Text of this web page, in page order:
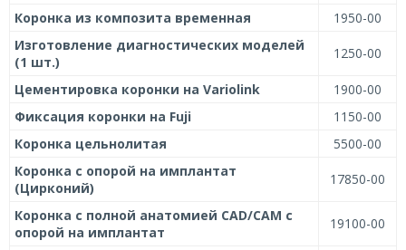
Коронка из композита временная
1950-00
Изготовление диагностических моделей
(1 шт.)
1250-00
Цементировка коронки на Variolink
1900-00
Фиксация коронки на Fuji
1150-00
Коронка цельнолитая
5500-00
Коронка с опорой на имплантат
(Цирконий)
17850-00
Коронка с полной анатомией CAD/CAM с
опорой на имплантат
19100-00